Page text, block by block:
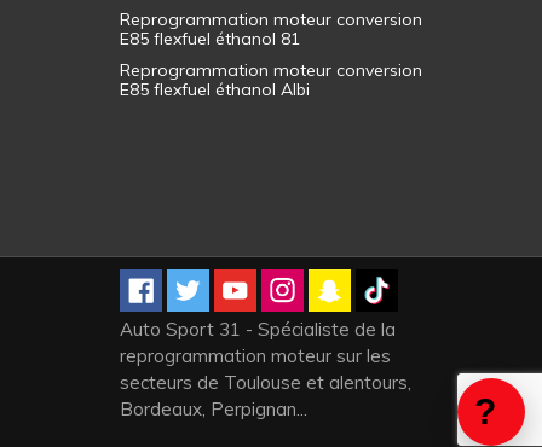
Reprogrammation moteur conversion
E85 flexfuel éthanol 81
Reprogrammation moteur conversion
E85 flexfuel éthanol Albi
Auto Sport 31 - Spécialiste de la
reprogrammation moteur sur les
secteurs de Toulouse et alentours,
Bordeaux, Perpignan...